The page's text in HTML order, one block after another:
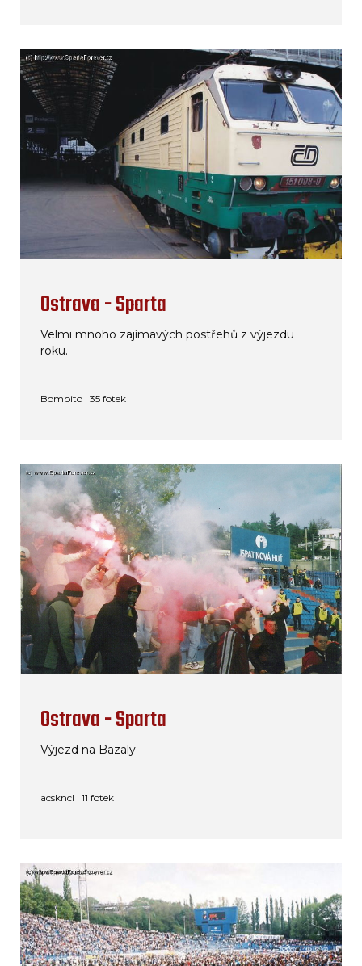
Ostrava - Sparta
Velmi mnoho zajímavých postřehů z výjezdu
roku.
Bombito | 35 fotek
Ostrava - Sparta
Výjezd na Bazaly
acskncl | 11 fotek